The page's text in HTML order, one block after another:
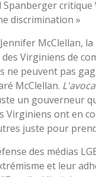
discrimination »
McClellan,
Virginiens de
ne peuvent pas
McClellan.
un gouverneur
ont en
juste pour
des médias
et leur